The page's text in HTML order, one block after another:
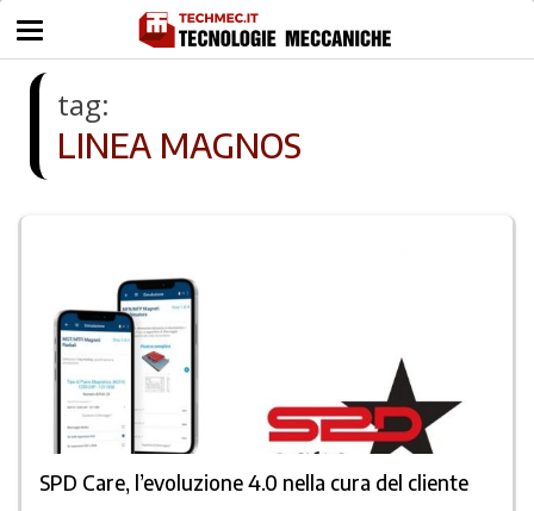
tag:
LINEA MAGNOS
SPD Care, l’evoluzione 4.0 nella cura del cliente